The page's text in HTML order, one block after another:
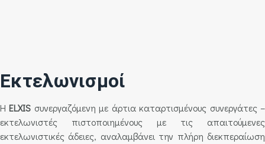
Εκτελωνισμοί
ΗELXIS συνεργαζόμενη με άρτια καταρτισμένους συνεργάτες –
εκτελωνιστές πιστοποιημένους με τις απαιτούμενες
εκτελωνιστικές άδειες, αναλαμβάνει την πλήρη διεκπεραίωση